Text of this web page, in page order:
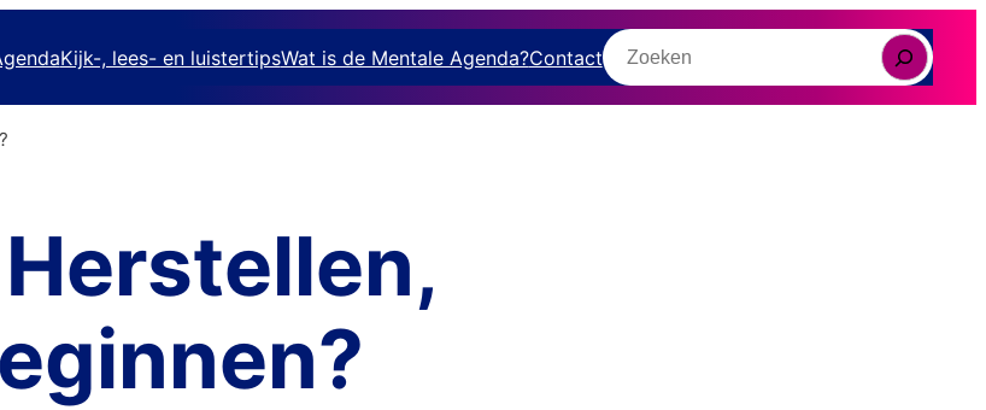
Kijk-, lees- en luistertipsWat is de Mentale Agenda?Contact
Zoeken